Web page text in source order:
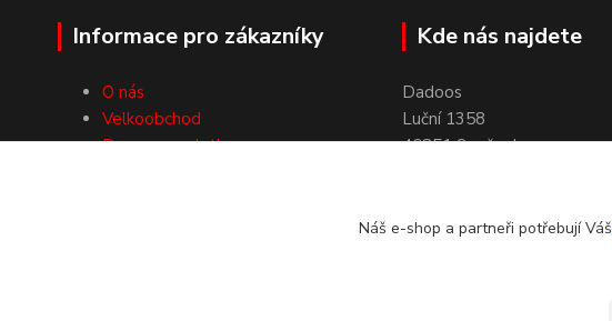
Informace pro zákazníky
O nás
Velkoobchod
Doprava a platby
Kde nás najdete
Dadoos
Luční 1358
46851 Smržovka
Náš e-shop a partneři potřebují Váš